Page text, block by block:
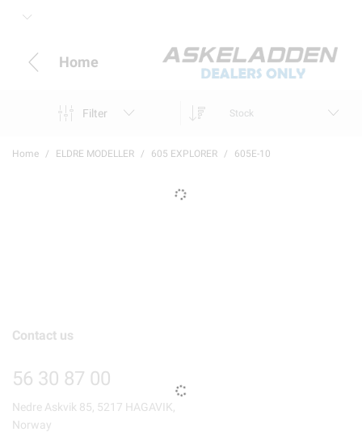
Home
Filter Stock
Home ELDRE MODELLER 605 EXPLORER 605E-10
Contact us
56 30 87 00
Nedre Askvik 85, 5217 HAGAVIK,
Norway